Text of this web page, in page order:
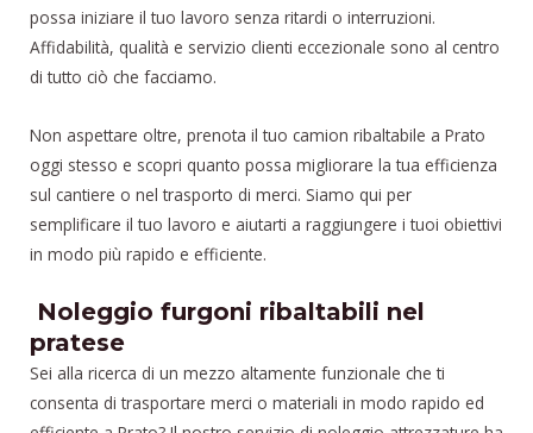
possa iniziare il tuo lavoro senza ritardi o interruzioni.
Affidabilità, qualità e servizio clienti eccezionale sono al centro
di tutto ciò che facciamo.
Non aspettare oltre, prenota il tuo camion ribaltabile a Prato
oggi stesso e scopri quanto possa migliorare la tua efficienza
sul cantiere o nel trasporto di merci. Siamo qui per
semplificare il tuo lavoro e aiutarti a raggiungere i tuoi obiettivi
in modo più rapido e efficiente.
Noleggio furgoni ribaltabili nel
pratese
Sei alla ricerca di un mezzo altamente funzionale che ti
consenta di trasportare merci o materiali in modo rapido ed